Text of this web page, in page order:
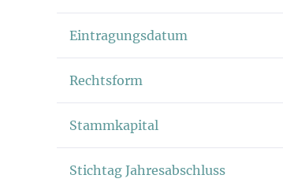
Eintragungsdatum
Rechtsform
Stammkapital
Stichtag Jahresabschluss